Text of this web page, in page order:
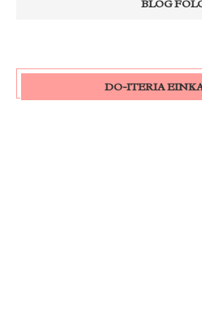
DO-ITERIA